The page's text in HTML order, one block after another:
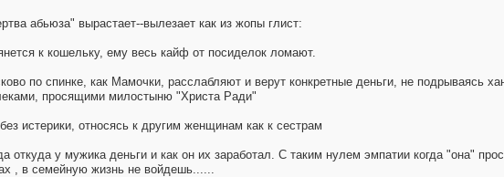
абьюза" вырастает--вылезает как из жопы глист:
к кошельку, ему весь кайф от посиделок ломают.
по спинке, как Мамочки, расслабляют и верут конкретные деньги, не подрываясь
просящими милостыню "Христа Ради"
истерики, относясь к другим женщинам как к сестрам
у мужика деньги и как он их заработал. С таким нулем эмпатии когда "она"
, в семейную жизнь не войдешь......